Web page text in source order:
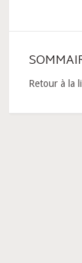
Retour à la